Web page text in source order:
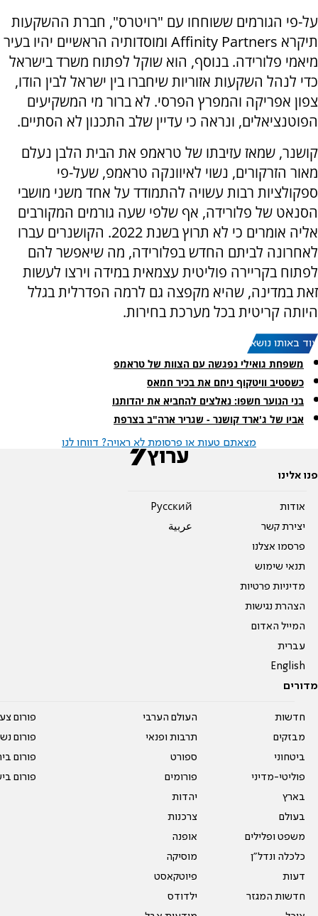
על-פי הגורמים ששוחחו עם "רויטרס", חברת ההשקעות
תיקרא Affinity Partners ומוסדותיה הראשיים יהיו בעיר
מיאמי פלורידה. בנוסף, הוא שוקל לפתוח משרד בישראל
כדי לנהל השקעות אזוריות שיחברו בין ישראל לבין הודו,
צפון אפריקה והמפרץ הפרסי. לא ברור מי המשקיעים
הפוטנציאלים, ונראה כי עדיין שלב התכנון לא הסתיים.
קושנר, שמאז עזיבתו של טראמפ את הבית הלבן נעלם
מאור הזרקורים, נשוי לאיוונקה טראמפ, שעל-פי
ספקולציות רבות עשויה להתמודד על אחד משני מושבי
הסנאט של פלורידה, אף שלפי שעה גורמים המקורבים
אליה אומרים כי לא תרוץ בשנת 2022. הקושנרים עברו
לאחרונה לביתם החדש בפלורידה, מה שיאפשר להם
לפתוח בקריירה פוליטית עצמאית במידה וירצו לעשות
זאת במדינה, שהיא מקפצה גם לרמה הפדרלית בגלל
היותה קריטית בכל מערכת בחירות.
עוד באותו נושא:
משפחת גואילי נפגשה עם הצוות של טראמפ
כשסטיב וויטקוף ניחם את בכיר חמאס
בני הנוער חשפו: נאלצים להחביא את יהדותנו
אביו של ג'ארד קושנר - שגריר ארה"ב בצרפת
מצאתם טעות או פרסומת לא ראויה? דווחו לנו
פנו אלינו
אודות
יצירת קשר
פרסמו אצלנו
תנאי שימוש
מדיניות פרטיות
הצהרת נגישות
המייל האדום
עברית
English
Pусский
عربية
מדורים
חדשות
מבזקים
ביטחוני
פוליטי-מדיני
בארץ
בעולם
משפט ופלילים
כלכלה ונדל"ן
דעות
חדשות המגזר
העולם הערבי
תרבות ופנאי
ספורט
פורומים
יהדות
צרכנות
אופנה
מוסיקה
פיוטקאסט
ילדודס
פורום
פורום
פורום
פורום